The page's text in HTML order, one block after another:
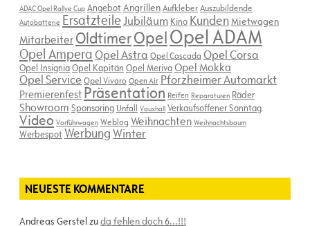
ADAC Opel Rallye Cup AngebotAngrillenAufkleberAuszubildende
Autobatterie ErsatzteileJubiläum Kino Kunden Mietwagen
Mitarbeiter OldtimerOpelOpel ADAM
Opel AmperaOpel Astra Opel Cascada Opel Corsa
Opel InsigniaOpel Kapitän Opel MerivaOpel Mokka
Opel ServiceOpel Vivaro Open Air Pforzheimer Automarkt
Premierenfest Präsentation Reifen Reparaturen Räder
Showroom Sponsoring Unfall Vauxhall Verkaufsoffener Sonntag
Video Vorführwagen Weblog Weihnachten Weihnachtsbaum
WerbespotWerbungWinter
NEUESTE KOMMENTARE
Andreas Gerstelzuda fehlen doch 6…!!!